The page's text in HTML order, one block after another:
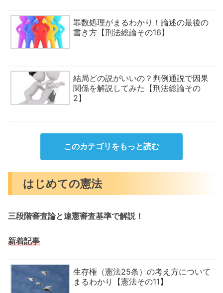
罪数処理がまるわかり！論述の最後の
書き方【刑法総論その16】
結局どの説がいいの？判例通説で因果
関係を解説してみた【刑法総論その
2】
このカテゴリをもっと読む
はじめての憲法
三段階審査論と違憲審査基準で解説！
新着記事
生存権（憲法25条）の考え方について
まるわかり【憲法その11】